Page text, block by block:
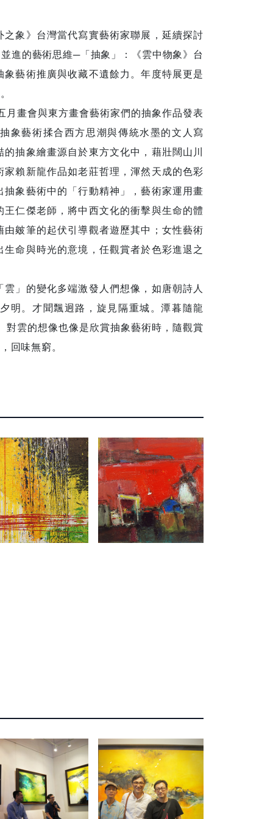
象》台灣當代寫實藝術家聯展，延續探討
進的藝術思維─「抽象」：《雲中物象》台
藝術推廣與收藏不遺餘力。年度特展更是
畫會與東方畫會藝術家們的抽象作品發表
象藝術揉合西方思潮與傳統水墨的文人寫
抽象繪畫源自於東方文化中，藉壯闊山川
賴新龍作品如老莊哲理，渾然天成的色彩
象藝術中的「行動精神」，藝術家運用畫
仁傑老師，將中西文化的衝擊與生命的體
皴筆的起伏引導觀者遊歷其中；女性藝術
命與時光的意境，任觀賞者於色彩進退之
」的變化多端激發人們想像，如唐朝詩人
明。才聞飄迥路，旋見隔重城。潭暮隨龍
雲的想像也像是欣賞抽象藝術時，隨觀賞
回味無窮。